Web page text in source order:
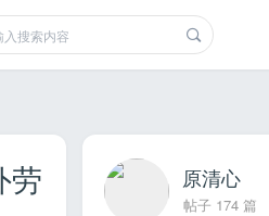
劳
原清心
帖子 174 篇